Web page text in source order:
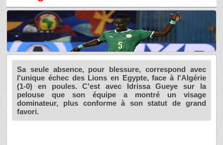
Sa seule absence, pour blessure, correspond avec
l'unique échec des Lions en Egypte, face à l'Algérie
(1-0) en poules. C'est avec Idrissa Gueye sur la
pelouse que son équipe a montré un visage
dominateur, plus conforme à son statut de grand
favori.